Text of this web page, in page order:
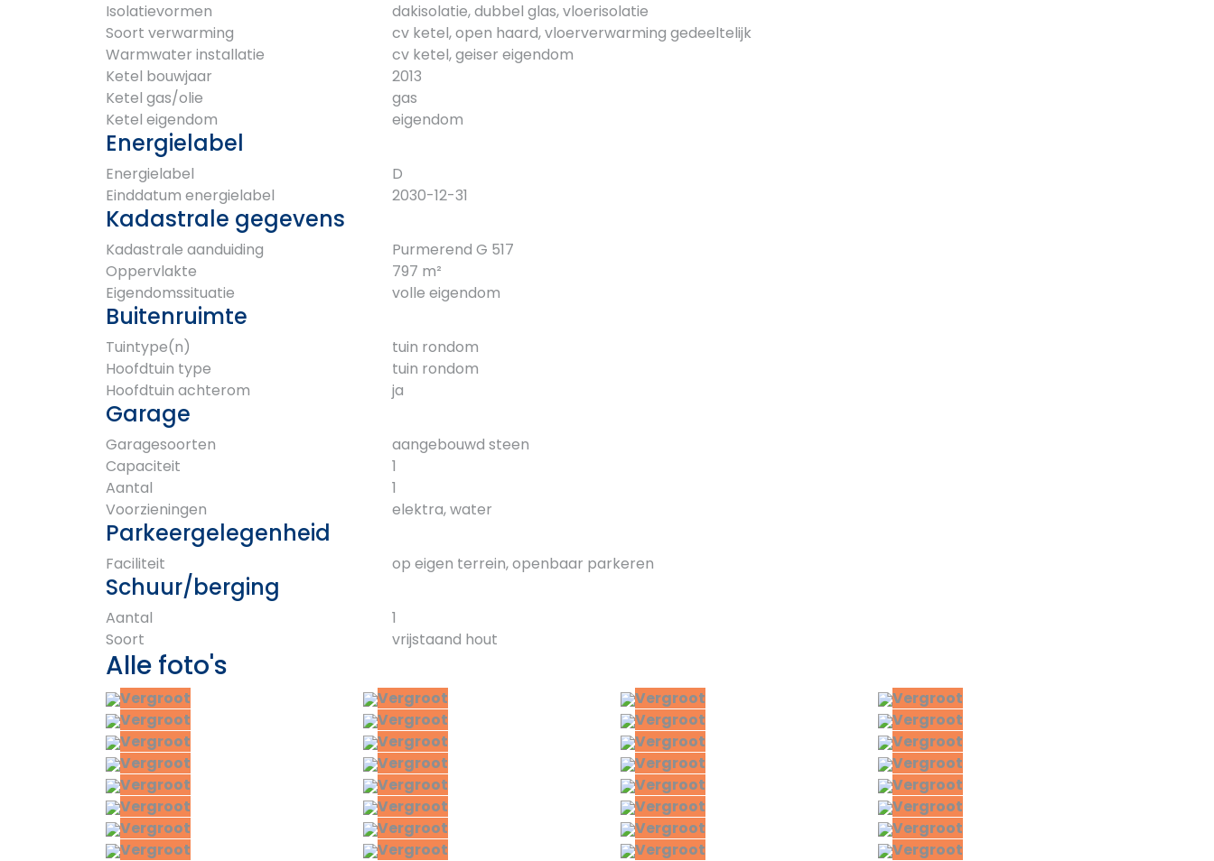
Isolatievormen
dakisolatie, dubbel glas, vloerisolatie
Soort verwarming
cv ketel, open haard, vloerverwarming gedeeltelijk
Warmwater installatie
cv ketel, geiser eigendom
Ketel bouwjaar
2013
Ketel gas/olie
gas
Ketel eigendom
eigendom
Energielabel
Energielabel
D
Einddatum energielabel
2030-12-31
Kadastrale gegevens
Kadastrale aanduiding
Purmerend G 517
Oppervlakte
797 m²
Eigendomssituatie
volle eigendom
Buitenruimte
Tuintype(n)
tuin rondom
Hoofdtuin type
tuin rondom
Hoofdtuin achterom
ja
Garage
Garagesoorten
aangebouwd steen
Capaciteit
1
Aantal
1
Voorzieningen
elektra, water
Parkeergelegenheid
Faciliteit op eigen terrein, openbaar parkeren
Schuur/berging
Aantal
1
Soort
vrijstaand hout
Alle foto's
Vergroot Vergroot Vergroot
Vergroot
Vergroot
Vergroot Vergroot
Vergroot
Vergroot
Vergroot Vergroot
Vergroot
Vergroot
Vergroot Vergroot
Vergroot
Vergroot
Vergroot Vergroot
Vergroot
Vergroot
Vergroot Vergroot
Vergroot
Vergroot
Vergroot Vergroot
Vergroot
Vergroot
Vergroot Vergroot Vergroot